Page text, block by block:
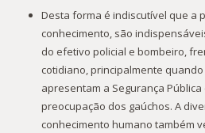
Desta forma é indiscutível que a
conhecimento, são
do efetivo policial e bombeiro,
cotidiano, principalmente
apresentam a Segurança Pública
preocupação dos gaúchos. A
conhecimento humano também